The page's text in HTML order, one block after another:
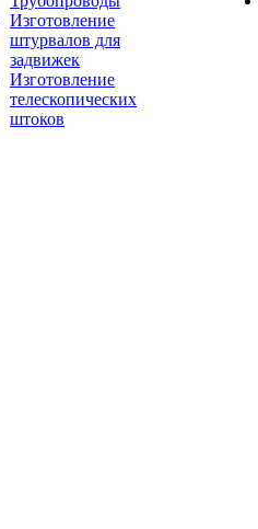
Изготовление
штурвалов для
задвижек
Изготовление
телескопических
штоков